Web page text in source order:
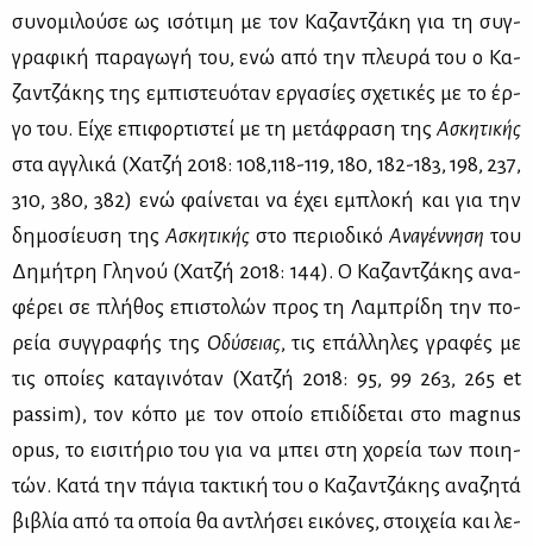
συ­νο­μι­λού­σε ως ισό­τι­μη με τον Κα­ζαν­τζά­κη για τη συγ­
γρα­φι­κή πα­ρα­γω­γή του, ενώ από την πλευ­ρά του ο Κα­
ζαν­τζά­κης της εμπι­στευό­ταν ερ­γα­σί­ες σχε­τι­κές με το έρ­
γο του. Εί­χε επι­φορ­τι­στεί με τη με­τά­φρα­ση της Ασκη­τι­κής
στα αγ­γλι­κά (Χα­τζή 2018: 108,118-119, 180, 182-183, 198, 237,
310, 380, 382) ενώ φαί­νε­ται να έχει εμπλο­κή και για την
δη­μο­σί­ευ­ση της Ασκη­τι­κής στο πε­ριο­δι­κό Ανα­γέν­νη­ση του
Δη­μή­τρη Γλη­νού (Χα­τζή 2018: 144). Ο Κα­ζαν­τζά­κης ανα­
φέ­ρει σε πλή­θος επι­στο­λών προς τη Λα­μπρί­δη την πο­
ρεία συγ­γρα­φής της Οδύ­σειας, τις επάλ­λη­λες γρα­φές με
τις οποί­ες κα­τα­γι­νό­ταν (Χα­τζή 2018: 95, 99 263, 265 et
passim), τον κό­πο με τον οποίο επι­δί­δε­ται στο magnus
opus, το ει­σι­τή­ριο του για να μπει στη χο­ρεία των ποι­η­
τών. Κα­τά την πά­για τα­κτι­κή του ο Κα­ζαν­τζά­κης ανα­ζη­τά
βι­βλία από τα οποία θα αντλή­σει ει­κό­νες, στοι­χεία και λε­